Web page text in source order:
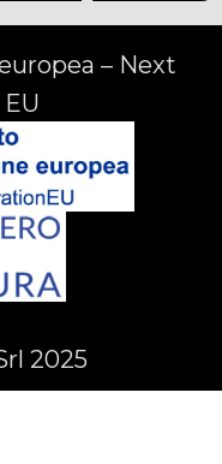
– Next
Srl 2025